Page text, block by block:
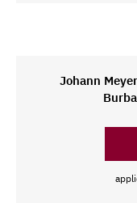
Johann